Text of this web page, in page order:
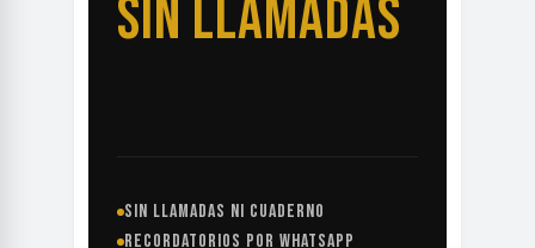
SIN LLAMADAS
SIN LLAMADAS NI CUADERNO
RECORDATORIOS POR WHATSAPP